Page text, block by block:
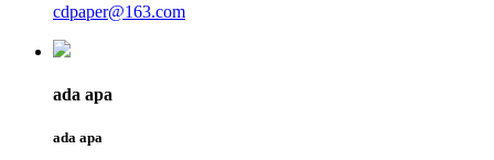
cdpaper@163.com
ada apa
ada apa